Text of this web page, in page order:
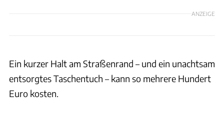
ANZEIGE
Ein kurzer Halt am Straßenrand – und ein unachtsam
entsorgtes Taschentuch – kann so mehrere Hundert
Euro kosten.